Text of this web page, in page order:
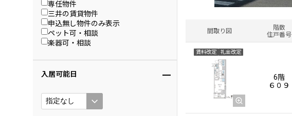
専任物件
三井の賃貸物件
申込無し物件のみ表示
ペット可・相談
楽器可・相談
入居可能日
間取り図
階数
住戸番号
賃料改定 礼金改定
6階
６０９